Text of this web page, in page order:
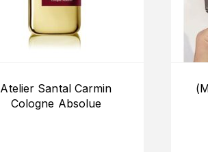
Atelier Santal Carmin
Cologne Absolue